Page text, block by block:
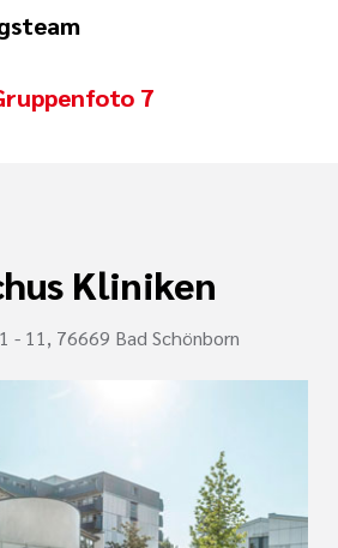
Kliniken
- 11, 76669 Bad Schönborn